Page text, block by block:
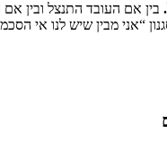
בין אם העובד התנצל ובין
“אני מבין שיש לנו אי